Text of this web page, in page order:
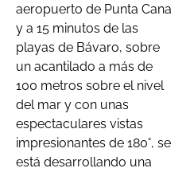
aeropuerto de Punta Cana
y a 15 minutos de las
playas de Bávaro, sobre
un acantilado a más de
100 metros sobre el nivel
del mar y con unas
espectaculares vistas
impresionantes de 180°, se
está desarrollando una